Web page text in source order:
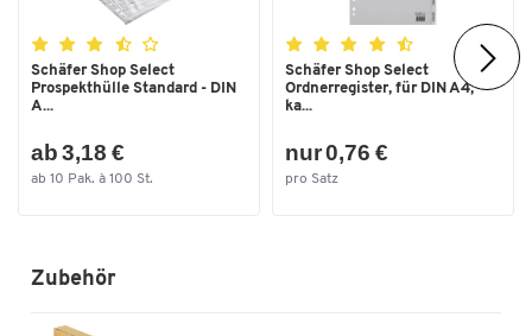
Schäfer Shop Select
Prospekthülle Standard - DIN
A...
ab 3,18 €
ab 10 Pak. à 100 St.
Schäfer Shop Select
Ordnerregister, für DIN A4,
ka...
nur 0,76 €
pro Satz
Zubehör